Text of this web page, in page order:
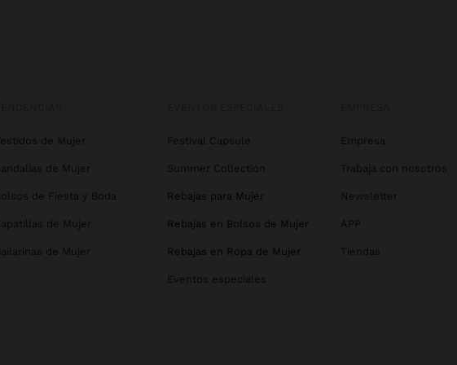
de Mujer
de Mujer
de Fiesta y Boda
de Mujer
de Mujer
Festival Capsule
Summer Collection
Rebajas para Mujer
Rebajas en Bolsos de Mujer
Rebajas en Ropa de Mujer
Eventos especiales
Empresa
Trabaja con nosotros
Newsletter
APP
Tiendas